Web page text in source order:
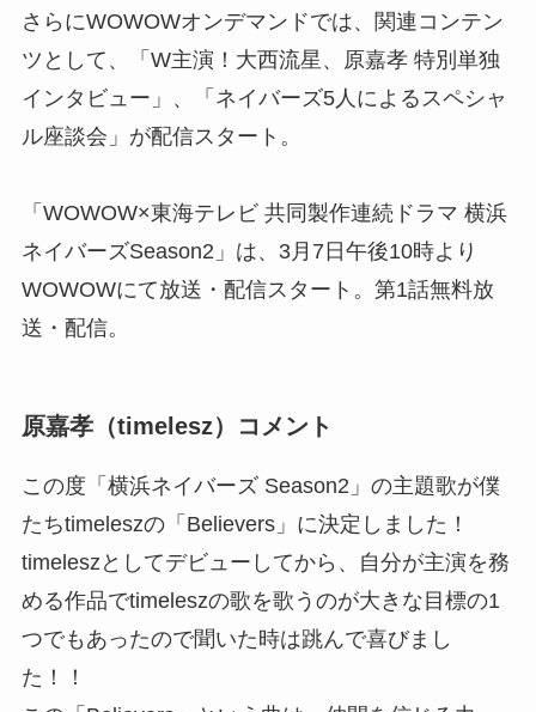
さらにWOWOWオンデマンドでは、関連コンテン
ツとして、「W主演！大西流星、原嘉孝 特別単独
インタビュー」、「ネイバーズ5人によるスペシャ
ル座談会」が配信スタート。
「WOWOW×東海テレビ 共同製作連続ドラマ 横浜
ネイバーズSeason2」は、3月7日午後10時より
WOWOWにて放送・配信スタート。第1話無料放
送・配信。
原嘉孝（timelesz）コメント
この度「横浜ネイバーズ Season2」の主題歌が僕
たちtimeleszの「Believers」に決定しました！
timeleszとしてデビューしてから、自分が主演を務
める作品でtimeleszの歌を歌うのが大きな目標の1
つでもあったので聞いた時は跳んで喜びまし
た！！